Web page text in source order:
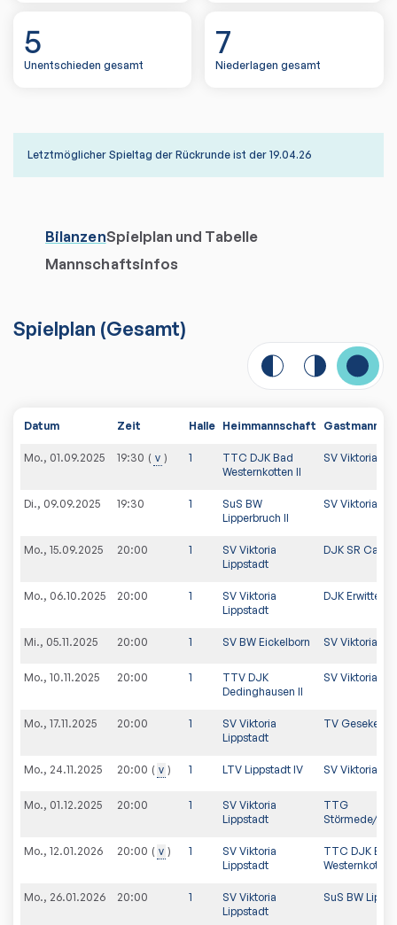
5
Unentschieden gesamt
7
Niederlagen gesamt
Letztmöglicher Spieltag der Rückrunde ist der 19.04.26
BilanzenSpielplan und Tabelle
Mannschaftsinfos
Spielplan (Gesamt)
Datum Zeit Halle Heimmannschaft
Mo., 01.09.2025 19:30 v 1
TTC DJK Bad
Westernkotten II
SV Viktoria
Di., 09.09.2025 19:30 1
SuS BW
Lipperbruch II
SV Viktoria
Mo., 15.09.2025 20:00 1
SV Viktoria
Lippstadt
DJK SR
Mo., 06.10.2025 20:00 1
SV Viktoria
Lippstadt
DJK Erwitte II
Mi., 05.11.2025 20:00 1 SV BW Eickelborn SV Viktoria
Mo., 10.11.2025 20:00 1
TTV DJK
Dedinghausen II
SV Viktoria
Mo., 17.11.2025 20:00 1
SV Viktoria
Lippstadt
TV Geseke III
Mo., 24.11.2025 20:00 v 1 LTV Lippstadt IV SV Viktoria
Mo., 01.12.2025 20:00 1
SV Viktoria
Lippstadt
TTG
Störmede/
Mo., 12.01.2026 20:00 v 1
SV Viktoria
Lippstadt
TTC DJK Bad
Westernkotten
Mo., 26.01.2026 20:00 1
SV Viktoria
Lippstadt
SuS BW